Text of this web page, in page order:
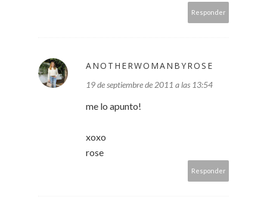
Responder
ANOTHERWOMANBYROSE
19 de septiembre de 2011 a las 13:54
me lo apunto!
xoxo
rose
Responder